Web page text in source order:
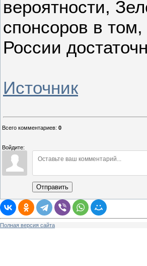
вероятности,
спонсоров в
России
Источник
Всего комментариев: 0
Войдите:
Отправить
Полная версия сайта